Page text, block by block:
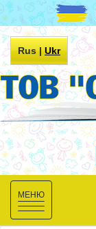
Rus|Ukr
Toggle
navigation